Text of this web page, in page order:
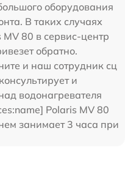
оборудования
В таких случаях
80 в сервис-центр
обратно.
и наш сотрудник сц
и
водонагревателя
Polaris MV 80
занимает 3 часа при